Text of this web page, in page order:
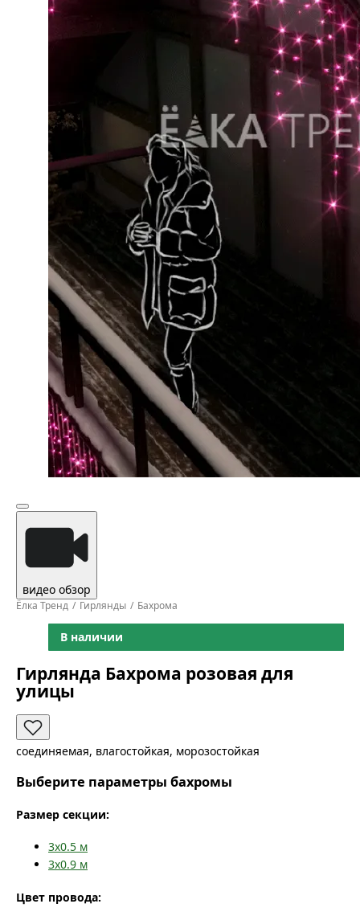
видео обзор
Ёлка Тренд Гирлянды Бахрома
В наличии
Гирлянда Бахрома розовая для
улицы
соединяемая, влагостойкая, морозостойкая
Выберите параметры бахромы
Размер секции:
3x0.5 м
3x0.9 м
Цвет провода: